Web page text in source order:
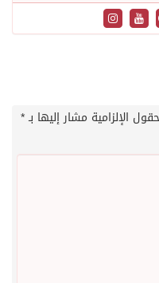
الإلزامية مشار إليها بـ*